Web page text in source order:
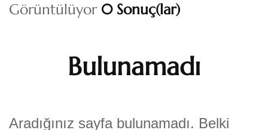
Görüntülüyor 0 Sonuç(lar)
Bulunamadı
Aradığınız sayfa bulunamadı. Belki